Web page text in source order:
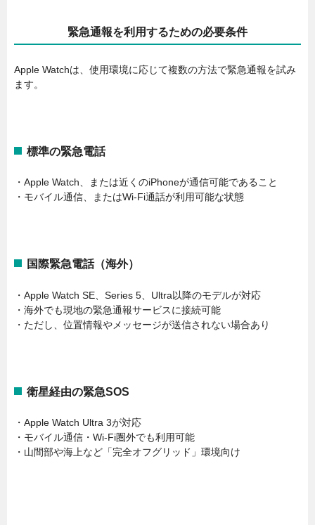
緊急通報を利用するための必要条件
Apple Watchは、使用環境に応じて複数の方法で緊急通報を試み
ます。
標準の緊急電話
・Apple Watch、または近くのiPhoneが通信可能であること
・モバイル通信、またはWi-Fi通話が利用可能な状態
国際緊急電話（海外）
・Apple Watch SE、Series 5、Ultra以降のモデルが対応
・海外でも現地の緊急通報サービスに接続可能
・ただし、位置情報やメッセージが送信されない場合あり
衛星経由の緊急SOS
・Apple Watch Ultra 3が対応
・モバイル通信・Wi-Fi圏外でも利用可能
・山間部や海上など「完全オフグリッド」環境向け